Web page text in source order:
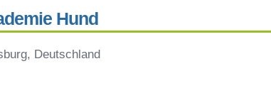
Hund
Deutschland